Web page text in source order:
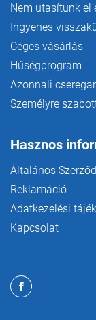
Nem utasítunk el
Ingyenes
Céges vásárlás
Hűségprogram
Azonnali
Személyre
Hasznos
Általános
Reklamáció
Adatkezelési
Kapcsolat